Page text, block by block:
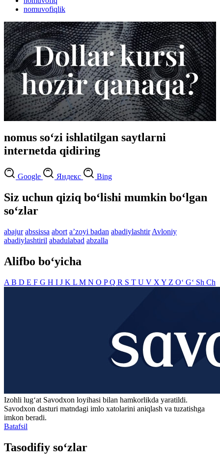
nomuvofiqlik
nomus so‘zi ishlatilgan saytlarni
internetda qidiring
Google Яндекс Bing
Siz uchun qiziq bo‘lishi mumkin bo‘lgan
so‘zlar
abajur abssissa abort aʼzoyi badan abadiylashtir Avloniy
abadiylashtiril abadulabad abzalla
Alifbo bo‘yicha
A B D E F G H I J K L M N O PQ R S T U V X Y Z O‘ G‘ Sh Ch
Izohli lugʻat Savodxon loyihasi bilan hamkorlikda yaratildi.
Savodxon dasturi matndagi imlo xatolarini aniqlash va tuzatishga
imkon beradi.
Batafsil
Tasodifiy so‘zlar